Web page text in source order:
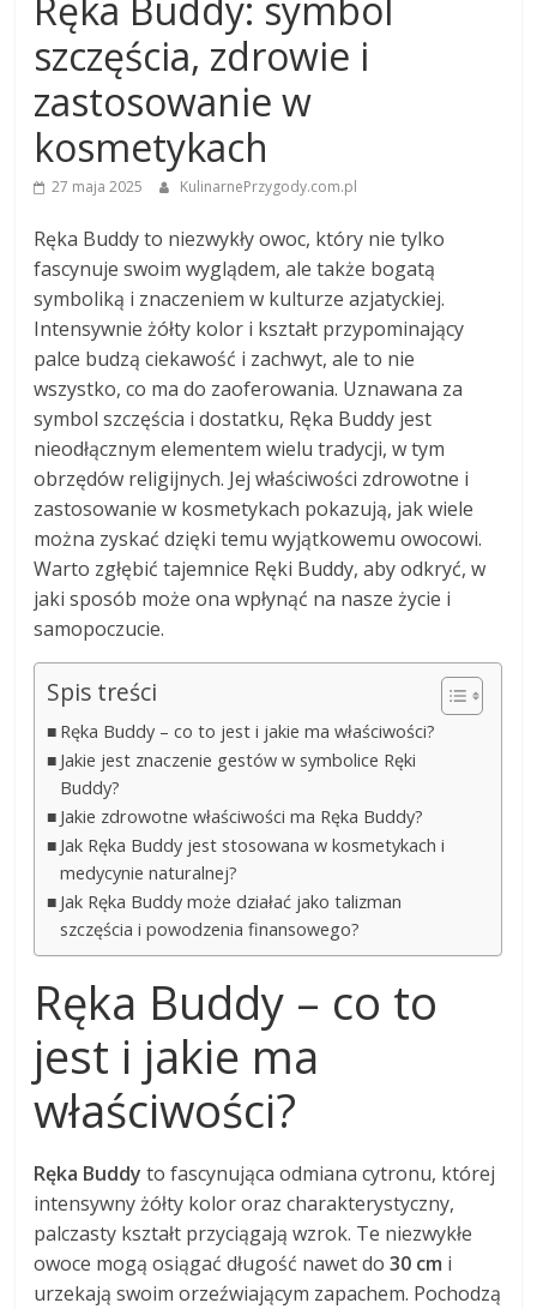
Ręka Buddy: symbol
szczęścia, zdrowie i
zastosowanie w
kosmetykach
27 maja 2025 KulinarnePrzygody.com.pl
Ręka Buddy to niezwykły owoc, który nie tylko
fascynuje swoim wyglądem, ale także bogatą
symboliką i znaczeniem w kulturze azjatyckiej.
Intensywnie żółty kolor i kształt przypominający
palce budzą ciekawość i zachwyt, ale to nie
wszystko, co ma do zaoferowania. Uznawana za
symbol szczęścia i dostatku, Ręka Buddy jest
nieodłącznym elementem wielu tradycji, w tym
obrzędów religijnych. Jej właściwości zdrowotne i
zastosowanie w kosmetykach pokazują, jak wiele
można zyskać dzięki temu wyjątkowemu owocowi.
Warto zgłębić tajemnice Ręki Buddy, aby odkryć, w
jaki sposób może ona wpłynąć na nasze życie i
samopoczucie.
Spis treści
Ręka Buddy – co to jest i jakie ma właściwości?
Jakie jest znaczenie gestów w symbolice Ręki
Buddy?
Jakie zdrowotne właściwości ma Ręka Buddy?
Jak Ręka Buddy jest stosowana w kosmetykach i
medycynie naturalnej?
Jak Ręka Buddy może działać jako talizman
szczęścia i powodzenia finansowego?
Ręka Buddy – co to
jest i jakie ma
właściwości?
Ręka Buddy to fascynująca odmiana cytronu, której
intensywny żółty kolor oraz charakterystyczny,
palczasty kształt przyciągają wzrok. Te niezwykłe
owoce mogą osiągać długość nawet do30 cm i
urzekają swoim orzeźwiającym zapachem. Pochodzą